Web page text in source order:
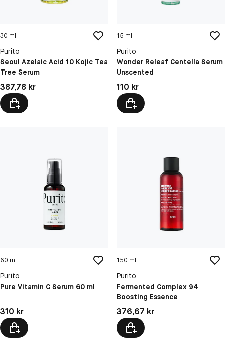
30 ml
Purito
Seoul Azelaic Acid 10 Kojic Tea
Tree Serum
Pris: 387,78 kr
387,78 kr
15 ml
Purito
Wonder Releaf Centella Serum
Unscented
Pris: 110 kr
110 kr
60 ml
Purito
Pure Vitamin C Serum 60 ml
Pris: 310 kr
310 kr
150 ml
Purito
Fermented Complex 94
Boosting Essence
Pris: 376,67 kr
376,67 kr